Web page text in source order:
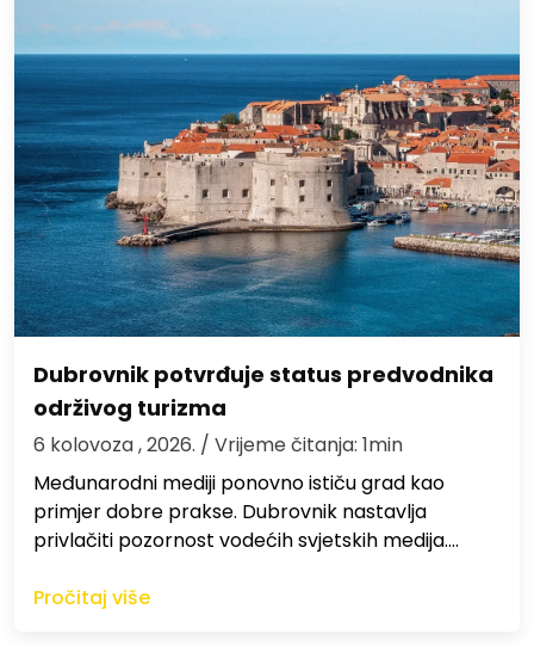
Dubrovnik potvrđuje status predvodnika
održivog turizma
6 kolovoza , 2026. / Vrijeme čitanja: 1min
Međunarodni mediji ponovno ističu grad kao
primjer dobre prakse. Dubrovnik nastavlja
privlačiti pozornost vodećih svjetskih medija.…
Pročitaj više